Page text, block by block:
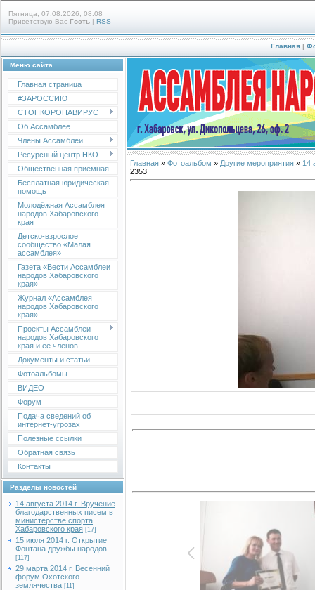
Пятница, 07.08.2026, 08:08
Приветствую Вас Гость | RSS
Главная |
Меню сайта
Главная страница
#ЗАРОССИЮ
СТОПКОРОНАВИРУС
Об Ассамблее
Члены Ассамблеи
Ресурсный центр НКО
Общественная приемная
Бесплатная юридическая
помощь
Молодёжная Ассамблея
народов Хабаровского
края
Детско-взрослое
сообщество «Малая
ассамблея»
Газета «Вести Ассамблеи
народов Хабаровского
края»
Журнал «Ассамблея
народов Хабаровского
края»
Проекты Ассамблеи
народов Хабаровского
края и ее членов
Документы и статьи
Фотоальбомы
ВИДЕО
Форум
Подача сведений об
интернет-угрозах
Полезные ссылки
Обратная связь
Контакты
Разделы новостей
14 августа 2014 г. Вручение
благодарственных писем в
министерстве спорта
Хабаровского края [17]
15 июля 2014 г. Открытие
Фонтана дружбы народов
[117]
29 марта 2014 г. Весенний
форум Охотского
землячества [11]
Главная » Фотоальбом » Другие мероприятия » 14
2353